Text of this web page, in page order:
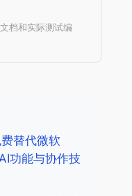
档和实际测试编
替代微软
功能与协作技